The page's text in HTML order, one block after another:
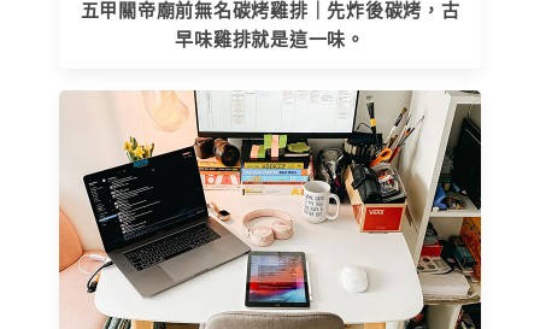
五甲關帝廟前無名碳烤雞排｜先炸後碳烤，古
早味雞排就是這一味。